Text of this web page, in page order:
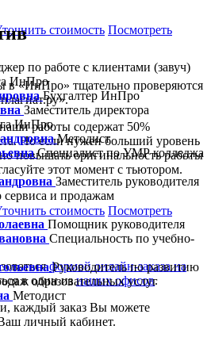
стоимость Посмотреть
в «ИнПро» тщательно проверяются
работы содержат 50%
Но если нужен больший уровень
повышать оригинальность работы
этот момент с тьютором.
стоимость Посмотреть
формой онлайн-заказа на
в один изнаших офисов.
каждый заказ Вы можете
личный кабинет.
по работе с клиентами (завуч)
ИнПро
Бухгалтер ИнПро
Заместитель директора
ИнПро
Методист
Специалист по УМР колледжа
Заместитель руководителя
сервиса и продажам
Помощник руководителя
Специальность по учебно-
Руководитель по развитию
образовательных услуг
Методист